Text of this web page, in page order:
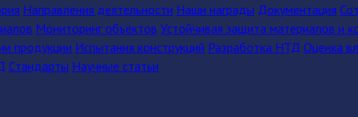
Направления деятельности Наши награды Документация
Мониторинг объектов Устойчивая защита материалов и
продукции Испытания конструкций Разработка НТД Оценка
Стандарты Научные статьи